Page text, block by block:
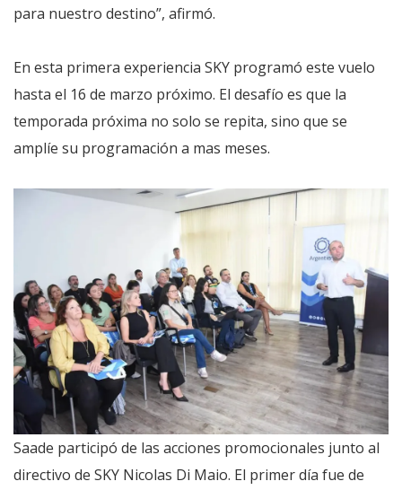
para nuestro destino”, afirmó.
En esta primera experiencia SKY programó este vuelo
hasta el 16 de marzo próximo. El desafío es que la
temporada próxima no solo se repita, sino que se
amplíe su programación a mas meses.
Saade participó de las acciones promocionales junto al
directivo de SKY Nicolas Di Maio. El primer día fue de